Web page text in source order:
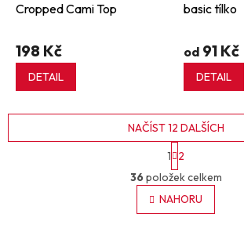
Cropped Cami Top
198 Kč
DETAIL
basic tílko
od 91 Kč
DETAIL
O
v
l
á
NAČÍST 12 DALŠÍCH
S
t
r
á
n
k
1
2
36položek celkem
NAHORU